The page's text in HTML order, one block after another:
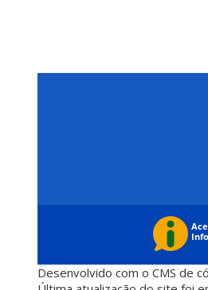
Desenvolvido com o CMS de